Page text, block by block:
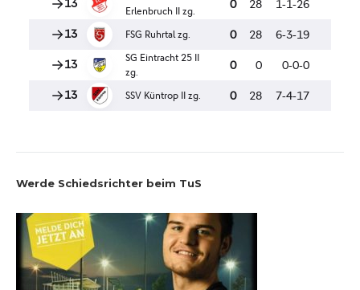
Werde Schiedsrichter beim TuS